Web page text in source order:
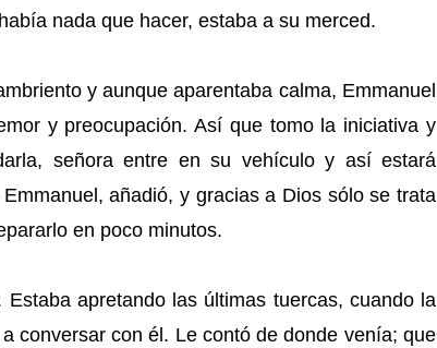
nada que hacer, estaba a su merced.
y aunque aparentaba calma, Emmanuel
y preocupación. Así que tomo la iniciativa y
señora entre en su vehículo y así estará
añadió, y gracias a Dios sólo se trata
en poco minutos.
apretando las últimas tuercas, cuando la
conversar con él. Le contó de donde venía; que